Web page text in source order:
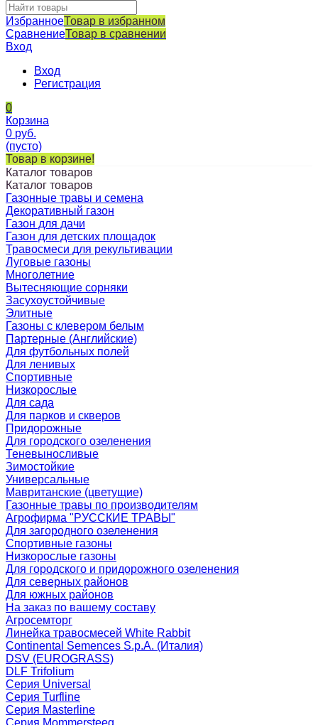
ИзбранноеТовар в избранном
СравнениеТовар в сравнении
Вход
Вход
Регистрация
0
Корзина
0 руб.
(пусто)
Товар в корзине!
Каталог товаров
Каталог товаров
Газонные травы и семена
Декоративный газон
Газон для дачи
Газон для детских площадок
Травосмеси для рекультивации
Луговые газоны
Многолетние
Вытесняющие сорняки
Засухоустойчивые
Элитные
Газоны с клевером белым
Партерные (Английские)
Для футбольных полей
Для ленивых
Спортивные
Низкорослые
Для сада
Для парков и скверов
Придорожные
Для городского озеленения
Теневыносливые
Зимостойкие
Универсальные
Мавританские (цветущие)
Газонные травы по производителям
Агрофирма "РУССКИЕ ТРАВЫ"
Для загородного озеленения
Спортивные газоны
Низкорослые газоны
Для городского и придорожного озеленения
Для северных районов
Для южных районов
На заказ по вашему составу
Агросемторг
Линейка травосмесей White Rabbit
Continental Semences S.p.A. (Италия)
DSV (EUROGRASS)
DLF Trifolium
Серия Universal
Серия Turfline
Серия Masterline
Серия Mommersteeg